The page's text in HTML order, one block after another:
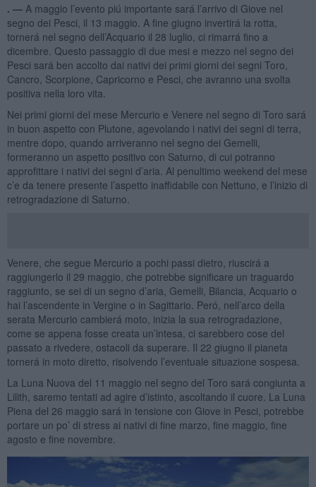
. — A maggio l’evento piú importante sará l’arrivo di Giove nel
segno dei Pesci, il 13 maggio. A fine giugno invertirá la rotta,
tornerá nel segno dell’Acquario il 28 luglio, ci rimarrá fino a
dicembre. Questo passaggio di due mesi e mezzo nel segno dei
Pesci sará ben accolto dai nativi dei primi giorni dei segni Toro,
Cancro, Scorpione, Capricorno e Pesci, che avranno una svolta
positiva nella loro vita.
Nei primi giorni del mese Mercurio e Venere nel segno di Toro sará
in buon aspetto con Plutone, agevolando i nativi dei segni di terra,
mentre dopo, quando arriveranno nel segno dei Gemelli,
formeranno un aspetto positivo con Saturno, di cui potranno
approfittare i nativi dei segni d’aria. Al penultimo weekend del mese
c’e da tenere presente l’aspetto inaffidabile con Nettuno, e l’inizio di
retrogradazione di Saturno.
Venere, che segue Mercurio a pochi passi dietro, riuscirá a
raggiungerlo il 29 maggio, che potrebbe significare un traguardo
raggiunto, se sei di un segno d’aria, Gemelli, Bilancia, Acquario o
hai l’ascendente in Vergine o in Sagittario. Peró, nell’arco della
serata Mercurio cambierá moto, inizia la sua retrogradazione,
come se appena fosse creata un’intesa, ci sarebbero cose del
passato a rivedere, ostacoli da superare. Il 22 giugno il pianeta
tornerá in moto diretto, risolvendo l’eventuale situazione sospesa.
La Luna Nuova del 11 maggio nel segno del Toro sará congiunta a
Lilith, saremo tentati ad agire d’istinto, ascoltando il cuore. La Luna
Piena del 26 maggio sará in tensione con Giove in Pesci, potrebbe
portare un po’ di stress ai nativi di fine marzo, fine maggio, fine
agosto e fine novembre.